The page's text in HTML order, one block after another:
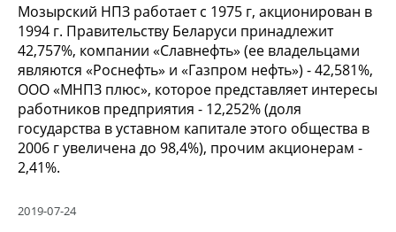
Мозырский НПЗ работает с 1975 г, акционирован в
1994 г. Правительству Беларуси принадлежит
42,757%, компании «Славнефть» (ее владельцами
являются «Роснефть» и «Газпром нефть») - 42,581%,
ООО «МНПЗ плюс», которое представляет интересы
работников предприятия - 12,252% (доля
государства в уставном капитале этого общества в
2006 г увеличена до 98,4%), прочим акционерам -
2,41%.
2019-07-24